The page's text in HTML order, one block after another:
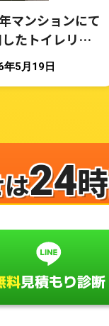
マンションにて
たトイレリフ
年5月19日
24